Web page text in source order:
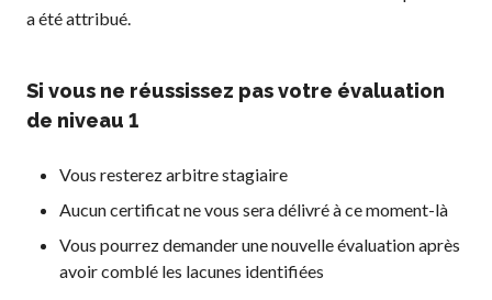
a été attribué.
Si vous ne réussissez pas votre évaluation
de niveau 1
Vous resterez arbitre stagiaire
Aucun certificat ne vous sera délivré à ce moment-là
Vous pourrez demander une nouvelle évaluation après
avoir comblé les lacunes identifiées